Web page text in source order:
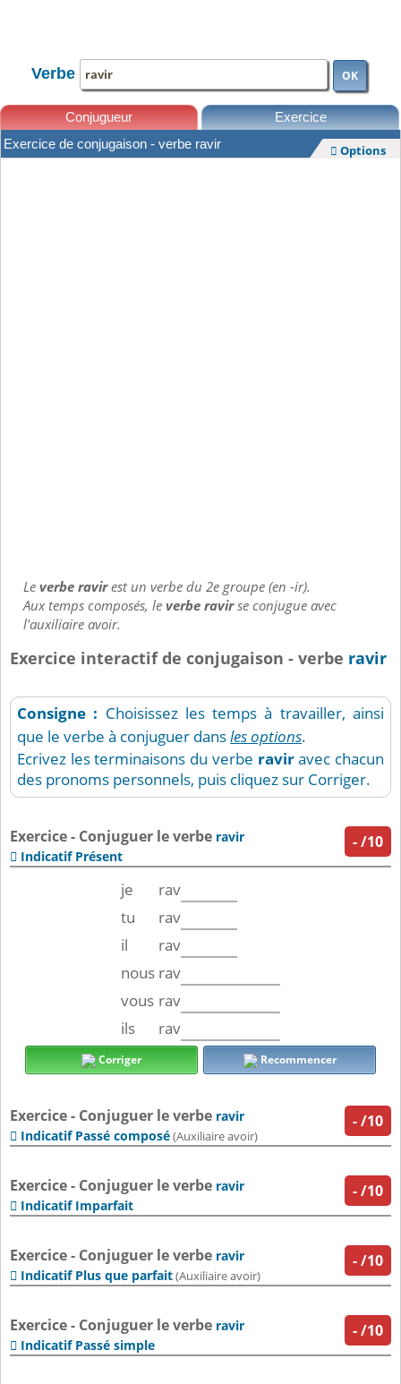
Verbe OK
Conjugueur Exercice
Exercice de conjugaison - verbe ravir  Options
Leverbe ravirest un verbe du 2e groupe (en -ir).
Aux temps composés, leverbe ravirse conjugue avec
l'auxiliaire avoir.
Exercice interactif de conjugaison - verbe ravir
Consigne : Choisissez les temps à travailler, ainsi
que le verbe à conjuguer dansles options.
Ecrivez les terminaisons du verbe raviravec chacun
des pronoms personnels, puis cliquez sur Corriger.
-/10
Exercice - Conjuguer le verbe ravir
 Indicatif Présent
je
rav
tu
rav
il
rav
nous rav
vous rav
ils
rav
Corriger Recommencer
-/10
Exercice - Conjuguer le verbe ravir
 Indicatif Passé composé(Auxiliaire avoir)
-/10
Exercice - Conjuguer le verbe ravir
 Indicatif Imparfait
-/10
Exercice - Conjuguer le verbe ravir
 Indicatif Plus que parfait(Auxiliaire avoir)
-/10
Exercice - Conjuguer le verbe ravir
 Indicatif Passé simple